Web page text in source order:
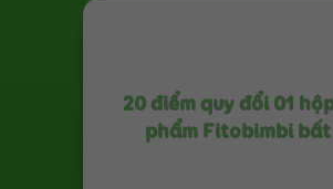
20 điểm quy đổi 01
phẩm Fitobimbi